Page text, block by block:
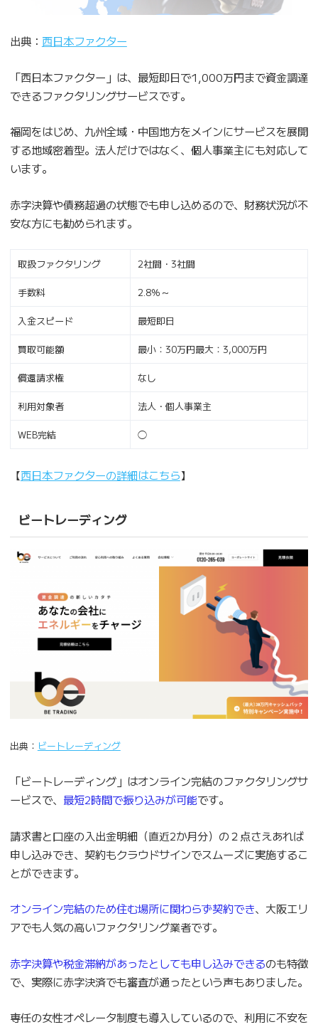
出典： 西日本ファクター
「西日本ファクター」は、最短即日で1,000万円まで資金調達
できるファクタリングサービスです。
福岡をはじめ、九州全域・中国地方をメインにサービスを展開
する地域密着型。法人だけではなく、個人事業主にも対応して
います。
赤字決算や債務超過の状態でも申し込めるので、財務状況が不
安な方にも勧められます。
取扱ファクタリング 2社間・3社間
手数料 2.8％～
入金スピード 最短即日
買取可能額 最小：30万円最大：3,000万円
償還請求権 なし
利用対象者 法人・個人事業主
WEB完結 ◯
【西日本ファクターの詳細はこちら】
ビートレーディング
出典： ビートレーディング
「ビートレーディング」はオンライン完結のファクタリングサ
ービスで、 最短2時間で振り込みが可能です。
請求書と口座の入出金明細（直近2か月分）の２点さえあれば
申し込みでき、契約もクラウドサインでスムーズに実施するこ
とができます。
オンライン完結のため住む場所に関わらず契約でき、大阪エリ
アでも人気の高いファクタリング業者です。
赤字決算や税金滞納があったとしても申し込みできるのも特徴
で、実際に赤字決済でも審査が通ったという声もありました。
専任の女性オペレータ制度も導入しているので、利用に不安を